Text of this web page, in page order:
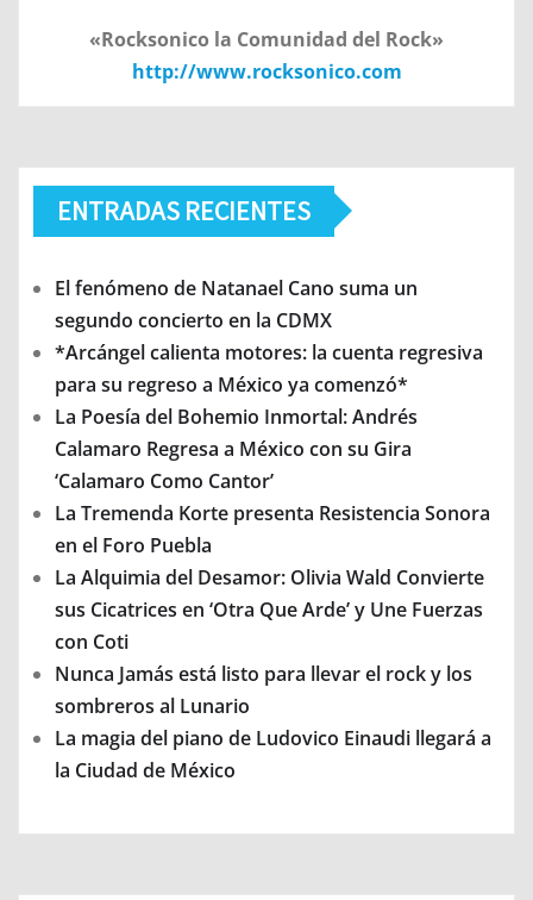
«Rocksonico la Comunidad del Rock»
http://www.rocksonico.com
ENTRADAS RECIENTES
El fenómeno de Natanael Cano suma un
segundo concierto en la CDMX
*Arcángel calienta motores: la cuenta regresiva
para su regreso a México ya comenzó*
La Poesía del Bohemio Inmortal: Andrés
Calamaro Regresa a México con su Gira
‘Calamaro Como Cantor’
La Tremenda Korte presenta Resistencia Sonora
en el Foro Puebla
La Alquimia del Desamor: Olivia Wald Convierte
sus Cicatrices en ‘Otra Que Arde’ y Une Fuerzas
con Coti
Nunca Jamás está listo para llevar el rock y los
sombreros al Lunario
La magia del piano de Ludovico Einaudi llegará a
la Ciudad de México